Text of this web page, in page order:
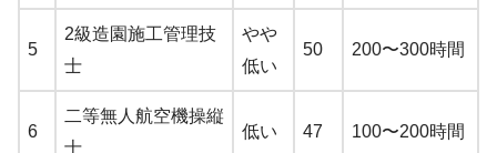
5
2級造園施工管理技
士
やや
低い
50 200〜300時間
6
二等無人航空機操縦
士
低い 47 100〜200時間